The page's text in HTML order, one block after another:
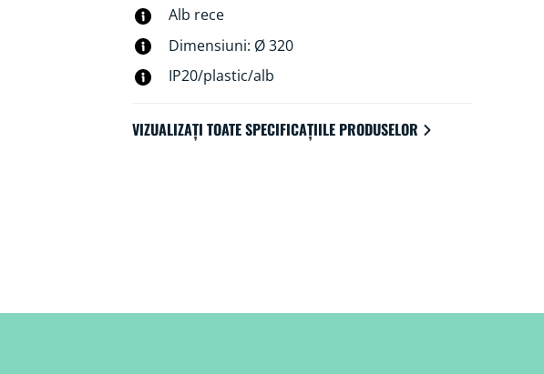
Alb rece
Dimensiuni: Ø 320
IP20/plastic/alb
VIZUALIZAȚI TOATE SPECIFICAȚIILE PRODUSELOR